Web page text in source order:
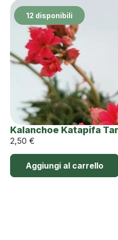
12 disponibili
Kalanchoe Katapifa
2,50 €
Aggiungi al carrello